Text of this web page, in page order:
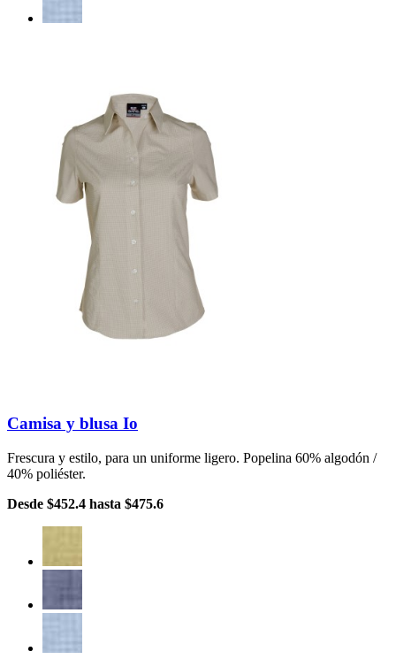
Camisa y blusa Io
Frescura y estilo, para un uniforme ligero. Popelina 60% algodón /
40% poliéster.
Desde $452.4 hasta $475.6